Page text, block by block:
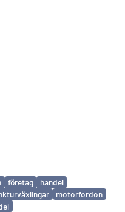
företag
handel
motorfordon